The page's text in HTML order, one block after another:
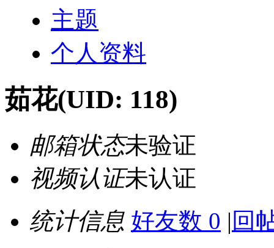
主题
个人资料
茹花(UID: 118)
邮箱状态未验证
视频认证未认证
统计信息 好友数 0 | 回